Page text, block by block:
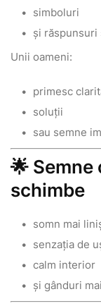
simboluri
și
Unii oameni:
primesc
soluții
sau semne
🌟 Semne
schimbe
somn mai
senzația de
calm interior
și gânduri